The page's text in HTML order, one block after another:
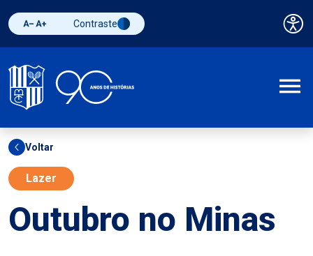
Diminuir fonte
Aumentar fonteAlternar contraste
Contraste
Voltar
Lazer
Outubro no Minas